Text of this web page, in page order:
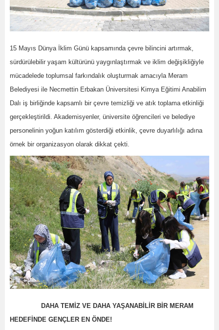
15 Mayıs Dünya İklim Günü kapsamında çevre bilincini artırmak,
sürdürülebilir yaşam kültürünü yaygınlaştırmak ve iklim değişikliğiyle
mücadelede toplumsal farkındalık oluşturmak amacıyla Meram
Belediyesi ile Necmettin Erbakan Üniversitesi Kimya Eğitimi Anabilim
Dalı iş birliğinde kapsamlı bir çevre temizliği ve atık toplama etkinliği
gerçekleştirildi. Akademisyenler, üniversite öğrencileri ve belediye
personelinin yoğun katılım gösterdiği etkinlik, çevre duyarlılığı adına
örnek bir organizasyon olarak dikkat çekti.
DAHA TEMİZ VE DAHA YAŞANABİLİR BİR MERAM
HEDEFİNDE GENÇLER EN ÖNDE!